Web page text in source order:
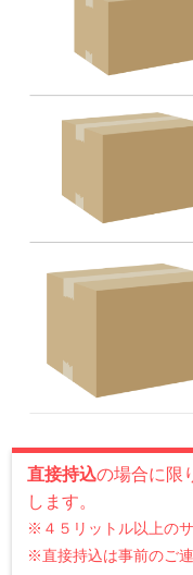
直接持込の場合に限
します。
※４５リットル以上の
※直接持込は事前のご